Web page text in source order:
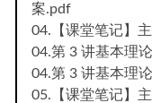
案.pdf
04.【课堂笔记】
04.第 3 讲基本理
04.第 3 讲基本理
05.【课堂笔记】